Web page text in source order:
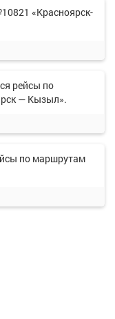
«Красноярск-
рейсы по
— Кызыл».
по маршрутам